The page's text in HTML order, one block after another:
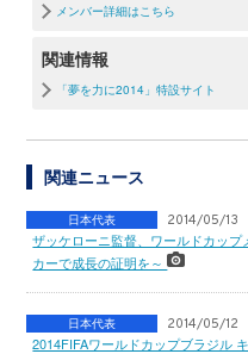
メンバー詳細はこちら
関連情報
「夢を力に2014」特設サイト
関連ニュース
日本代表 2014/05/13
ザッケローニ監督、ワールドカッ
カーで成長の証明を～
日本代表 2014/05/12
2014FIFAワールドカップブラジル